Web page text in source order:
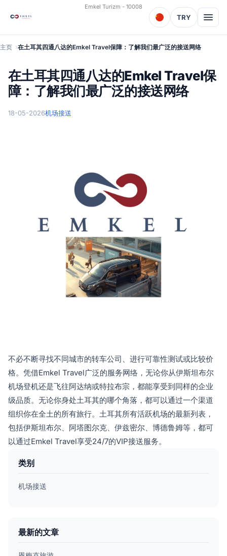
Emkel Turizm - 10008
TRY
主页 在土耳其四通八达的Emkel Travel保障：了解我们最广泛的接送网络
在土耳其四通八达的Emkel Travel保
障：了解我们最广泛的接送网络
18-05-2026机场接送
不必不断寻找不同城市的转车公司、进行可靠性测试或比较价
格。凭借Emkel Travel广泛的服务网络，无论你从伊斯坦布尔
机场登机还是飞往阿达纳或特拉布宗，都能享受到同样的企业
级品质。无论你身处土耳其的哪个角落，都可以通过一个渠道
组织你在全土的所有旅行。土耳其所有活跃机场的最新列表，
包括伊斯坦布尔、阿塔图尔克、伊兹密尔、博德鲁姆等，都可
以通过Emkel Travel享受24/7的VIP接送服务。
类别
机场接送
最新的文章